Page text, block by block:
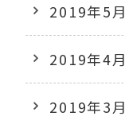
2019年5月
2019年4月
2019年3月